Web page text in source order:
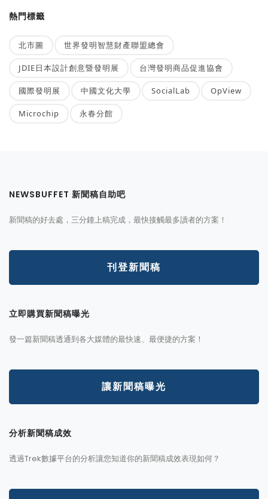
熱門標籤
北市圖 世界發明智慧財產聯盟總會
JDIE日本設計創意暨發明展 台灣發明商品促進協會
國際發明展 中國文化大學 SocialLab OpView
Microchip 永春分館
NEWSBUFFET 新聞稿自助吧
新聞稿的好去處，三分鐘上稿完成，最快接觸最多讀者的方案！
刊登新聞稿
立即購買新聞稿曝光
發一篇新聞稿透通到各大媒體的最快速、最便捷的方案！
讓新聞稿曝光
分析新聞稿成效
透過Trek數據平台的分析讓您知道你的新聞稿成效表現如何？